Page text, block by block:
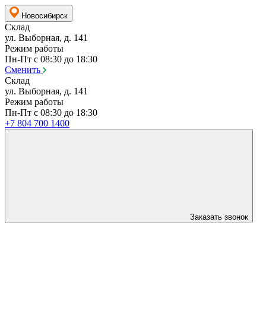
Новосибирск
Склад
ул. Выборная, д. 141
Режим работы
Пн-Пт с 08:30 до 18:30
Сменить
Склад
ул. Выборная, д. 141
Режим работы
Пн-Пт с 08:30 до 18:30
+7 804 700 1400
Заказать звонок